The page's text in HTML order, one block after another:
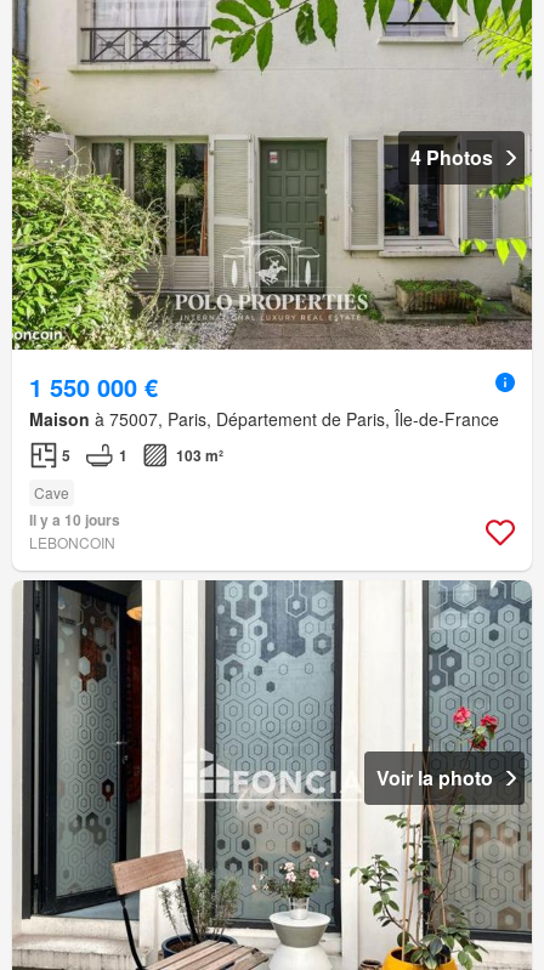
4 Photos
1 550 000 €
Maison à 75007, Paris, Département de Paris, Île-de-France
5 1 103 m²
Cave
Il y a 10 jours
LEBONCOIN
Voir la photo